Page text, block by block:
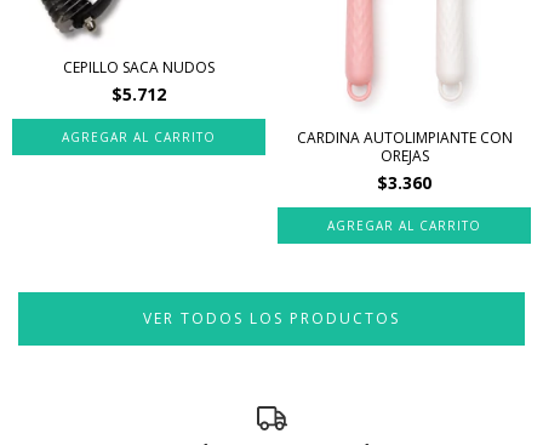
CEPILLO SACA NUDOS
$5.712
CARDINA AUTOLIMPIANTE CON
OREJAS
$3.360
VER TODOS LOS PRODUCTOS